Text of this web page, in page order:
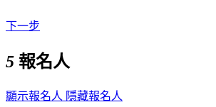
下一步
5 報名人
顯示報名人 隱藏報名人